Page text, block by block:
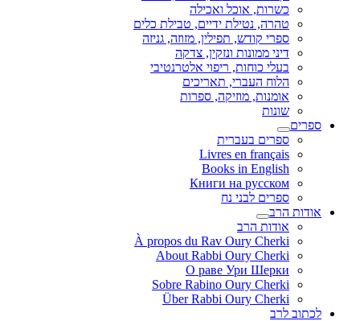
כשרות, אוכל ואכילה
טהרה, נטילת ידיים, טבילת כלים
ספרי קודש, תפילין, מזוזה, גניזה
דיני ממונות ונזקין, צדקה
בעלי כוחות, ריפוי אלטרנטיבי
הלוח העברי, תאריכים
אומנות, מוזיקה, ספרות
שונות
ספרים
ספרים בעברית
Livres en français
Books in English
Книги на русском
ספרים לבני נח
אודות הרב
אודות הרב
À propos du Rav Oury Cherki
About Rabbi Oury Cherki
О раве Ури Шерки
Sobre Rabino Oury Cherki
Über Rabbi Oury Cherki
לכתוב לרב